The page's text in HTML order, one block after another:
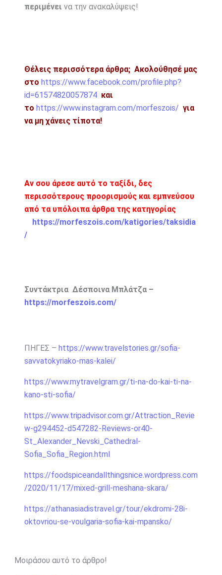
περιμένει να την ανακαλύψεις!
Θέλεις περισσότερα άρθρα; Ακολούθησέ μας
στο https://www.facebook.com/profile.php?
id=61574820057874 και
το https://www.instagram.com/morfeszois/ για
να μη χάνεις τίποτα!
Αν σου άρεσε αυτό το ταξίδι, δες
περισσότερους προορισμούς και εμπνεύσου
από τα υπόλοιπα άρθρα της κατηγορίας
https://morfeszois.com/katigories/taksidia
/
Συντάκτρια Δέσποινα Μπλάτζα –
https://morfeszois.com/
ΠΗΓΕΣ – https://www.travelstories.gr/sofia-
savvatokyriako-mas-kalei/
https://www.mytravelgram.gr/ti-na-do-kai-ti-na-
kano-sti-sofia/
https://www.tripadvisor.com.gr/Attraction_Revie
w-g294452-d547282-Reviews-or40-
St_Alexander_Nevski_Cathedral-
Sofia_Sofia_Region.html
https://foodspiceandallthingsnice.wordpress.com
/2020/11/17/mixed-grill-meshana-skara/
https://athanasiadistravel.gr/tour/ekdromi-28i-
oktovriou-se-voulgaria-sofia-kai-mpansko/
Μοιράσου αυτό το άρθρο!